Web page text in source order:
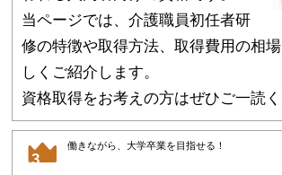
当ページでは、介護職員初任者研
修の特徴や取得方法、取得費用の相
しくご紹介します。
資格取得をお考えの方はぜひご一読く
3
働きながら、大学卒業を目指せる！